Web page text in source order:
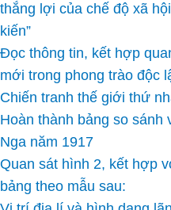
thắng lợi của chế độ xã
kiến”
Đọc thông tin, kết hợp
mới trong phong trào độc
Chiến tranh thế giới thứ
Hoàn thành bảng so sánh
Nga năm 1917
Quan sát hình 2, kết hợp
bảng theo mẫu sau: